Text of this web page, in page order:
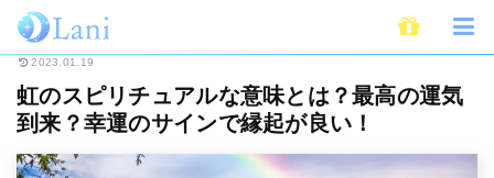
ホーム スピリチュアル 虹のスピリチュアルな意味とは？最高の運気到来
2023.01.19
虹のスピリチュアルな意味とは？最高の運気
到来？幸運のサインで縁起が良い！